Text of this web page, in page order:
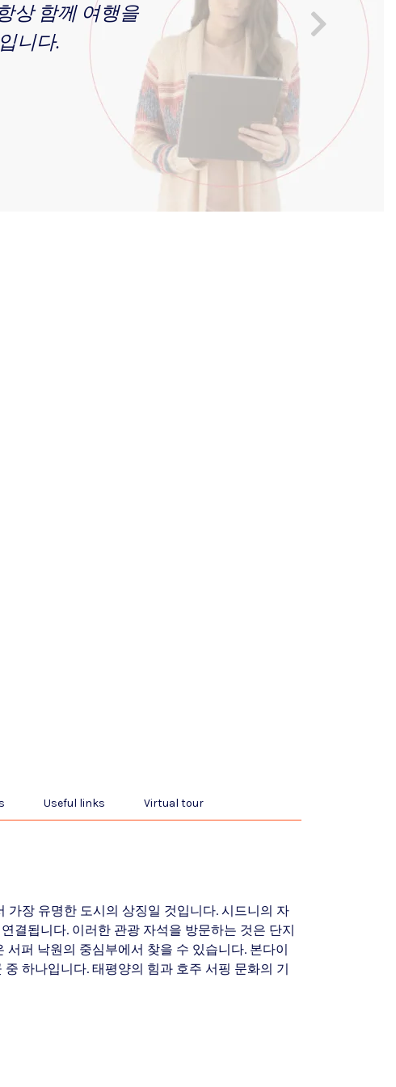
상 함께 여행을
니다.
Useful links Virtual tour
장 유명한 도시의 상징일 것입니다. 시드니의 자
결됩니다. 이러한 관광 자석을 방문하는 것은 단지
퍼 낙원의 중심부에서 찾을 수 있습니다. 본다이
하나입니다. 태평양의 힘과 호주 서핑 문화의 기